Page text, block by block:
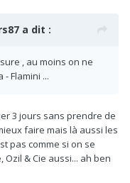
a dit :
, au moins on ne
Flamini ...
3 jours sans prendre de
faire mais là aussi les
pas comme si on se
& Cie aussi... ah ben